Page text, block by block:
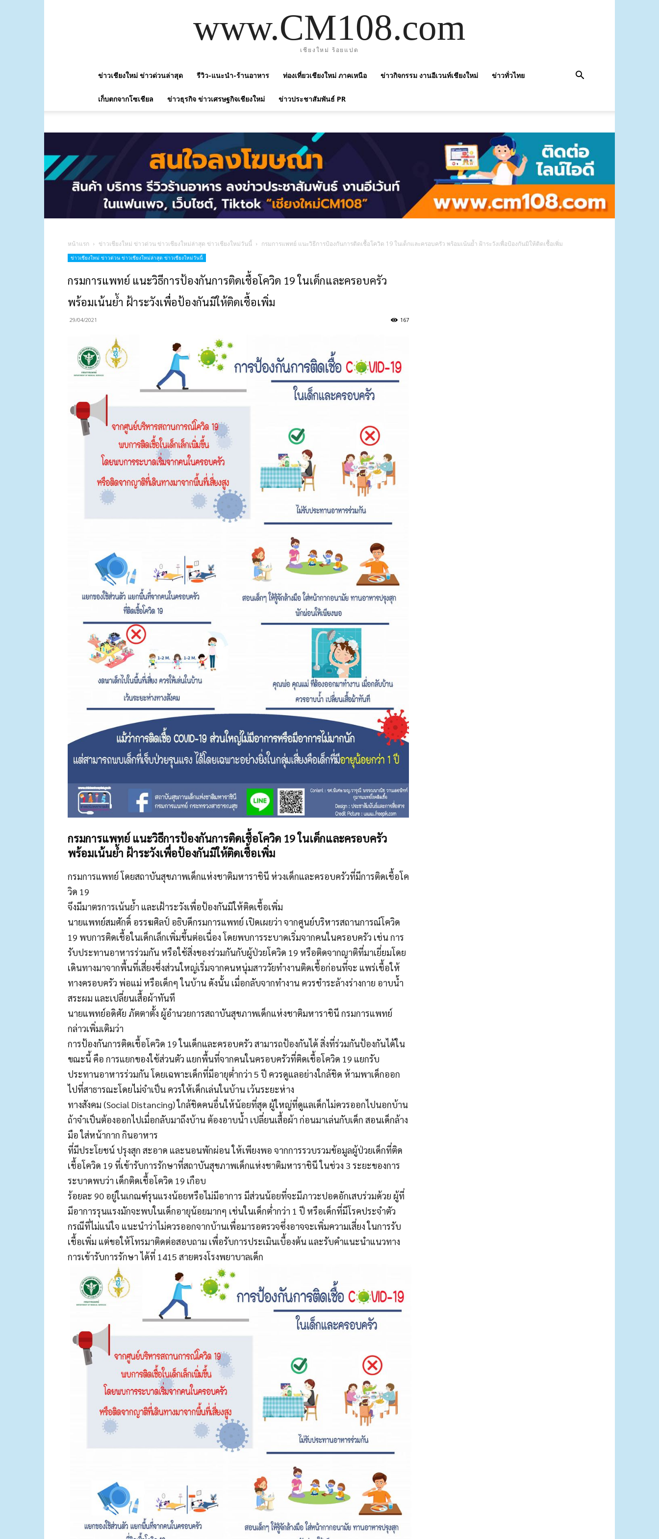
www.CM108.com
เชียงใหม่ ร้อยแปด
ข่าวเชียงใหม่ ข่าวด่วนล่าสุด รีวิว-แนะนำ-ร้านอาหาร ท่องเที่ยวเชียงใหม่ ภาคเหนือ ข่าวกิจกรรม งานอีเวนท์เชียงใหม่ ข่าวทั่วไทย
เก็บตกจากโซเชียล ข่าวธุรกิจ ข่าวเศรษฐกิจเชียงใหม่ ข่าวประชาสัมพันธ์ PR
หน้าแรก ข่าวเชียงใหม่ ข่าวด่วน ข่าวเชียงใหม่ล่าสุด ข่าวเชียงใหม่วันนี้ กรมการแพทย์ แนะวิธีการป้องกันการติดเชื้อโควิด 19 ในเด็กและครอบครัว พร้อมเน้นย้ำ ฝ้าระวังเพื่อป้องกันมิให้ติดเชื้อเพิ่ม
ข่าวเชียงใหม่ ข่าวด่วน ข่าวเชียงใหม่ล่าสุด ข่าวเชียงใหม่วันนี้
กรมการแพทย์ แนะวิธีการป้องกันการติดเชื้อโควิด 19 ในเด็กและครอบครัว
พร้อมเน้นย้ำ ฝ้าระวังเพื่อป้องกันมิให้ติดเชื้อเพิ่ม
29/04/2021 167
กรมการแพทย์ แนะวิธีการป้องกันการติดเชื้อโควิด 19 ในเด็กและครอบครัว
พร้อมเน้นย้ำ ฝ้าระวังเพื่อป้องกันมิให้ติดเชื้อเพิ่ม
กรมการแพทย์ โดยสถาบันสุขภาพเด็กแห่งชาติมหาราชินี ห่วงเด็กและครอบครัวที่มีการติดเชื้อโค
วิด 19
จึงมีมาตรการเน้นย้ำ และเฝ้าระวังเพื่อป้องกันมิให้ติดเชื้อเพิ่ม
นายแพทย์สมศักดิ์ อรรฆศิลป์ อธิบดีกรมการแพทย์ เปิดเผยว่า จากศูนย์บริหารสถานการณ์โควิด
19 พบการติดเชื้อในเด็กเล็กเพิ่มขึ้นต่อเนื่อง โดยพบการระบาดเริ่มจากคนในครอบครัว เช่น การ
รับประทานอาหารร่วมกัน หรือใช้สิ่งของร่วมกันกับผู้ป่วยโควิด 19 หรือติดจากญาติที่มาเยี่ยมโดย
เดินทางมาจากพื้นที่เสี่ยงซึ่งส่วนใหญ่เริ่มจากคนหนุ่มสาววัยทำงานติดเชื้อก่อนที่จะ แพร่เชื้อให้
ทางครอบครัว พ่อแม่ หรือเด็กๆ ในบ้าน ดังนั้น เมื่อกลับจากทำงาน ควรชำระล้างร่างกาย อาบน้ำ
สระผม และเปลี่ยนเสื้อผ้าทันที
นายแพทย์อดิศัย ภัตตาตั้ง ผู้อำนวยการสถาบันสุขภาพเด็กแห่งชาติมหาราชินี กรมการแพทย์
กล่าวเพิ่มเติมว่า
การป้องกันการติดเชื้อโควิด 19 ในเด็กและครอบครัว สามารถป้องกันได้ สิ่งที่ร่วมกันป้องกันได้ใน
ขณะนี้ คือ การแยกของใช้ส่วนตัว แยกพื้นที่จากคนในครอบครัวที่ติดเชื้อโควิด 19 แยกรับ
ประทานอาหารร่วมกัน โดยเฉพาะเด็กที่มีอายุต่ำกว่า 5 ปี ควรดูแลอย่างใกล้ชิด ห้ามพาเด็กออก
ไปที่สาธารณะโดยไม่จำเป็น ควรให้เด็กเล่นในบ้าน เว้นระยะห่าง
ทางสังคม (Social Distancing) ใกล้ชิดคนอื่นให้น้อยที่สุด ผู้ใหญ่ที่ดูแลเด็กไม่ควรออกไปนอกบ้าน
ถ้าจำเป็นต้องออกไปเมื่อกลับมาถึงบ้าน ต้องอาบน้ำ เปลี่ยนเสื้อผ้า ก่อนมาเล่นกับเด็ก สอนเด็กล้าง
มือ ใส่หน้ากาก กินอาหาร
ที่มีประโยชน์ ปรุงสุก สะอาด และนอนพักผ่อน ให้เพียงพอ จากการรวบรวมข้อมูลผู้ป่วยเด็กที่ติด
เชื้อโควิด 19 ที่เข้ารับการรักษาที่สถาบันสุขภาพเด็กแห่งชาติมหาราชินี ในช่วง 3 ระยะของการ
ระบาดพบว่า เด็กติดเชื้อโควิด 19 เกือบ
ร้อยละ 90 อยู่ในเกณฑ์รุนแรงน้อยหรือไม่มีอาการ มีส่วนน้อยที่จะมีภาวะปอดอักเสบร่วมด้วย ผู้ที่
มีอาการรุนแรงมักจะพบในเด็กอายุน้อยมากๆ เช่นในเด็กต่ำกว่า 1 ปี หรือเด็กที่มีโรคประจำตัว
กรณีที่ไม่แน่ใจ แนะนำว่าไม่ควรออกจากบ้านเพื่อมารอตรวจซึ่งอาจจะเพิ่มความเสี่ยง ในการรับ
เชื้อเพิ่ม แต่ขอให้โทรมาติดต่อสอบถาม เพื่อรับการประเมินเบื้องต้น และรับคำแนะนำแนวทาง
การเข้ารับการรักษา ได้ที่ 1415 สายตรงโรงพยาบาลเด็ก